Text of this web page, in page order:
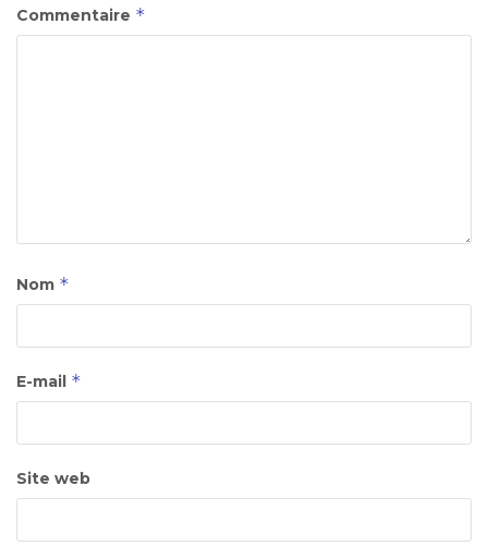
Commentaire *
Nom *
E-mail *
Site web